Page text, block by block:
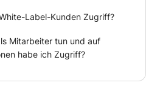
Label-Kunden Zugriff?
Mitarbeiter tun und auf
habe ich Zugriff?